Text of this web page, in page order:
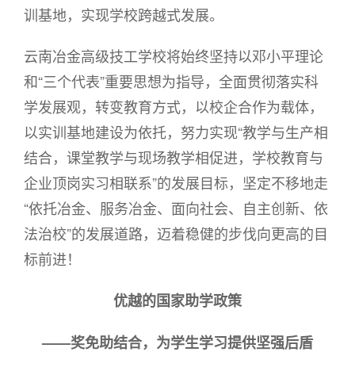
训基地，实现学校跨越式发展。
云南冶金高级技工学校将始终坚持以邓小平理论
和“三个代表”重要思想为指导，全面贯彻落实科
学发展观，转变教育方式，以校企合作为载体，
以实训基地建设为依托，努力实现“教学与生产相
结合，课堂教学与现场教学相促进，学校教育与
企业顶岗实习相联系”的发展目标，坚定不移地走
“依托冶金、服务冶金、面向社会、自主创新、依
法治校”的发展道路，迈着稳健的步伐向更高的目
标前进！
优越的国家助学政策
——奖免助结合，为学生学习提供坚强后盾